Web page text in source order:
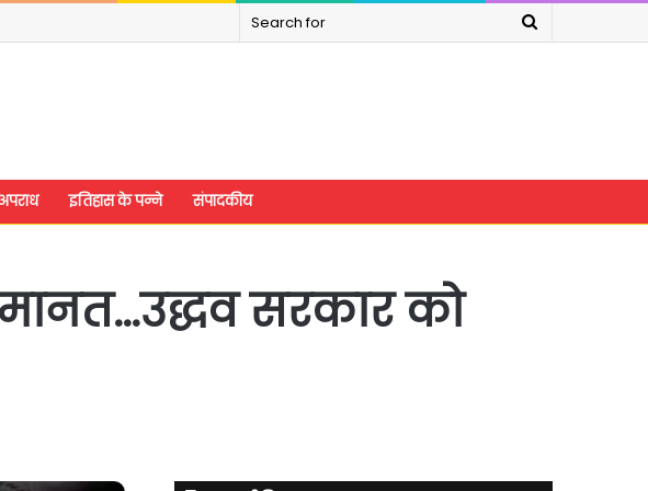
Search
इतिहास के पन्ने संपादकीय
सरकार को